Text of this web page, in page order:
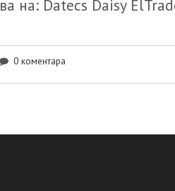
на: Datecs Daisy
0 коментара